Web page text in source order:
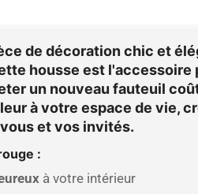
de décoration chic et
housse est l'accessoire
un nouveau fauteuil
à votre espace de vie,
et vos invités.
:
à votre intérieur